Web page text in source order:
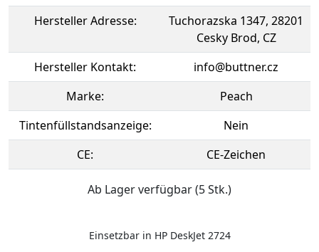
Hersteller Adresse:
Tuchorazska 1347, 28201
Cesky Brod, CZ
Hersteller Kontakt:
info@buttner.cz
Marke:
Peach
Tintenfüllstandsanzeige:
Nein
CE:
CE-Zeichen
Ab Lager verfügbar (5 Stk.)
Einsetzbar in HP DeskJet 2724